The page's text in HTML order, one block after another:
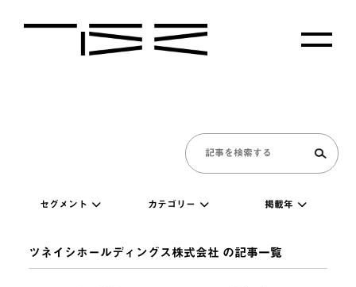
ツネイシホールディングス株式会社 の記事一覧
セグメント カテゴリー 掲載年